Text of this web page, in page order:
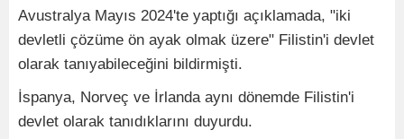
Avustralya Mayıs 2024'te yaptığı açıklamada, "iki
devletli çözüme ön ayak olmak üzere" Filistin'i devlet
olarak tanıyabileceğini bildirmişti.
İspanya, Norveç ve İrlanda aynı dönemde Filistin'i
devlet olarak tanıdıklarını duyurdu.